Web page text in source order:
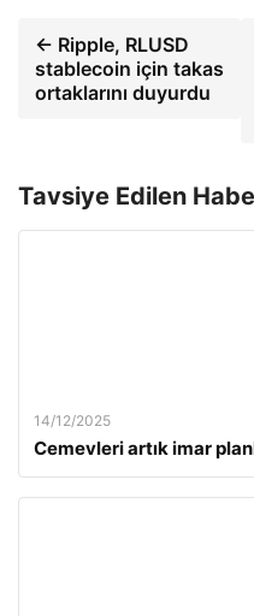
← Ripple, RLUSD
stablecoin için takas
ortaklarını duyurdu
Tavsiye Edilen
14/12/2025
Cemevleri artık imar